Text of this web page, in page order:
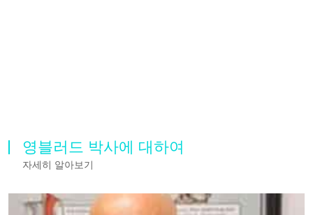
영블러드 박사에 대하여
자세히 알아보기